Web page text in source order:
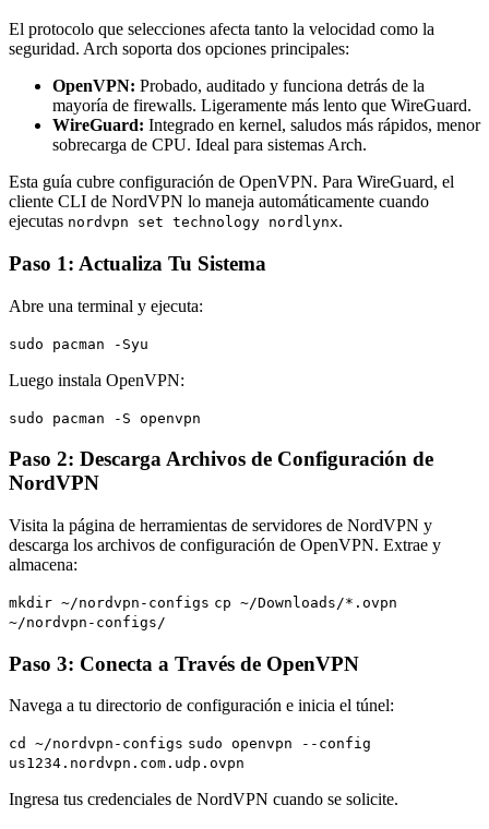
El protocolo que selecciones afecta tanto la velocidad como la
seguridad. Arch soporta dos opciones principales:
OpenVPN: Probado, auditado y funciona detrás de la
mayoría de firewalls. Ligeramente más lento que WireGuard.
WireGuard: Integrado en kernel, saludos más rápidos, menor
sobrecarga de CPU. Ideal para sistemas Arch.
Esta guía cubre configuración de OpenVPN. Para WireGuard, el
cliente CLI de NordVPN lo maneja automáticamente cuando
ejecutas nordvpn set technology nordlynx.
Paso 1: Actualiza Tu Sistema
Abre una terminal y ejecuta:
sudo pacman -Syu
Luego instala OpenVPN:
sudo pacman -S openvpn
Paso 2: Descarga Archivos de Configuración de
NordVPN
Visita la página de herramientas de servidores de NordVPN y
descarga los archivos de configuración de OpenVPN. Extrae y
almacena:
mkdir ~/nordvpn-configs cp ~/Downloads/*.ovpn
~/nordvpn-configs/
Paso 3: Conecta a Través de OpenVPN
Navega a tu directorio de configuración e inicia el túnel:
cd ~/nordvpn-configs sudo openvpn --config
us1234.nordvpn.com.udp.ovpn
Ingresa tus credenciales de NordVPN cuando se solicite.